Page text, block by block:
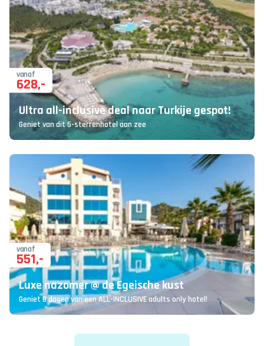
vanaf
628,-
Ultra all-inclusive deal naar Turkije gespot!
Geniet van dit 5-sterrenhotel aan zee
vanaf
551,-
Luxe nazomer @ de Egeische kust
Geniet 8 dagen van een ALL-INCLUSIVE adults only hotel!